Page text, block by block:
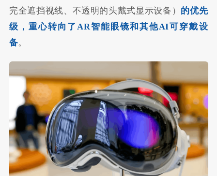
完全遮挡视线、不透明的头戴式显示设备） 的优先
级，重心转向了AR智能眼镜和其他AI可穿戴设
备。